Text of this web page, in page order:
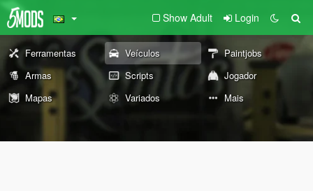
Show Adult Login
Ferramentas Veículos
Paintjobs
Armas
Scripts
Jogador
Mapas
Variados Mais